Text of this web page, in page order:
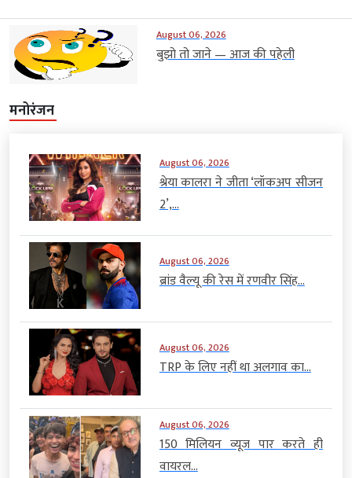
August 06, 2026
बुझो तो जाने — आज की पहेली
मनोरंजन
August 06, 2026
श्रेया कालरा ने जीता ‘लॉकअप सीजन
2’,...
August 06, 2026
ब्रांड वैल्यू की रेस में रणवीर सिंह...
August 06, 2026
TRP के लिए नहीं था अलगाव का...
August 06, 2026
150 मिलियन व्यूज पार करते ही
वायरल...